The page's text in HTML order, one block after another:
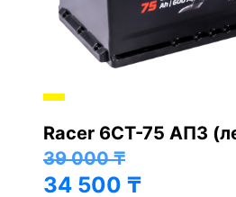
Хорошо
BarsAsia 6СТ-75 АПЗ
(85D26L, правый+)
41 000₸